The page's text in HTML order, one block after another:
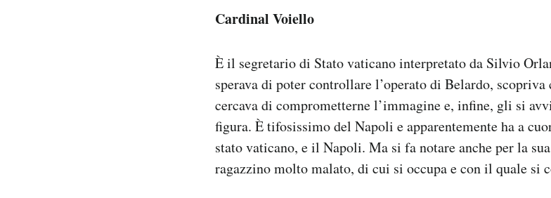
Cardinal Voiello
È il segretario di Stato vaticano interpretato da Silvio
sperava di poter controllare l’operato di Belardo, scopriva
cercava di comprometterne l’immagine e, infine, gli si
figura. È tifosissimo del Napoli e apparentemente ha a
stato vaticano, e il Napoli. Ma si fa notare anche per la
ragazzino molto malato, di cui si occupa e con il quale si